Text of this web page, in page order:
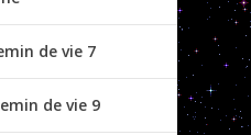
de vie 7
de vie 9